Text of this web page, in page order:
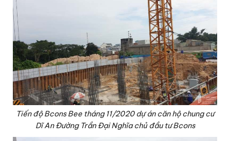
Tiến độ Bcons Bee tháng 11/2020 dự án căn hộ chung cư
Dĩ An Đường Trần Đại Nghĩa chủ đầu tư Bcons